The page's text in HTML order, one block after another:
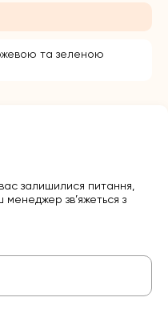
та зеленою
залишилися питання,
менеджер зв’яжеться з